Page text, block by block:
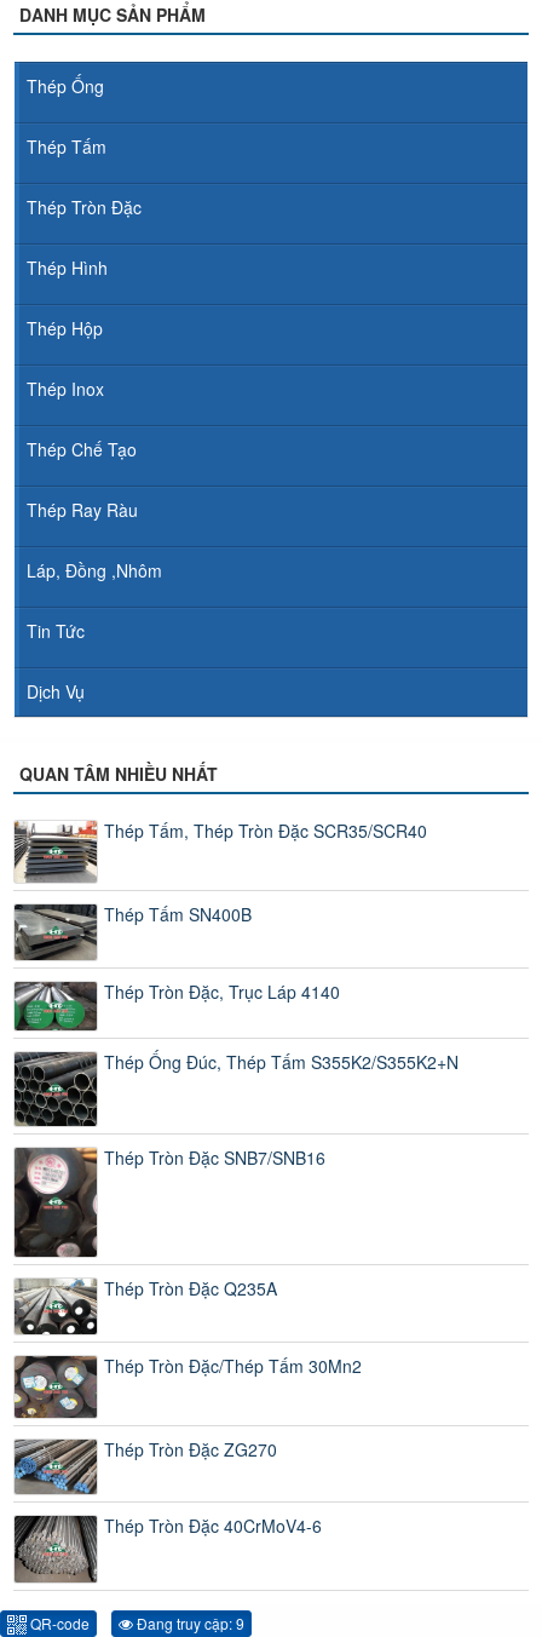
DANH MỤC SẢN PHẨM
Thép Ống
Thép Tấm
Thép Tròn Đặc
Thép Hình
Thép Hộp
Thép Inox
Thép Chế Tạo
Thép Ray Ràu
Láp, Đồng ,Nhôm
Tin Tức
Dịch Vụ
QUAN TÂM NHIỀU NHẤT
Thép Tấm, Thép Tròn Đặc SCR35/SCR40
Thép Tấm SN400B
Thép Tròn Đặc, Trục Láp 4140
Thép Ống Đúc, Thép Tấm S355K2/S355K2+N
Thép Tròn Đặc SNB7/SNB16
Thép Tròn Đặc Q235A
Thép Tròn Đặc/Thép Tấm 30Mn2
Thép Tròn Đặc ZG270
Thép Tròn Đặc 40CrMoV4-6
QR-code Đang truy cập: 9